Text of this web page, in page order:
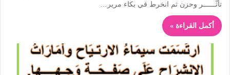
تأثّــــــر وحزن ثم انخرط في بكاء مرير…
أكمل القراءة »